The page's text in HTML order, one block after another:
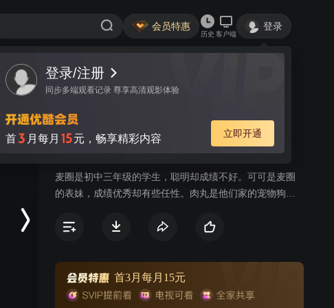
会员特惠
历史 客户端
登录
登录/注册
同步多端观看记录 尊享高清观影体验
首3 月每月 15元，畅享精彩内容 立即开通
视频 讨论
麦圈可可远古大冒险 简介
中国/2010/历经艰险穿越远古时代
麦圈是初中三年级的学生，聪明却成绩不好。可可是麦圈
的表妹，成绩优秀却有些任性。肉丸是他们家的宠物狗，
狗去河姆渡参观，机缘巧合，穿越到远古时代的河姆渡，
惊险和困难中麦圈他们懂得了世上无难事只怕有心人的道
理。
首3月每月15元